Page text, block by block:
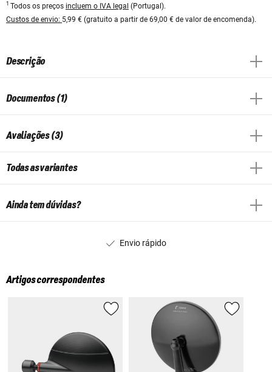
1 Todos os preços incluem o IVA legal (Portugal).
Custos de envio: 5,99 € (gratuito a partir de 69,00 € de valor de encomenda).
Descrição
Documentos (1)
Avaliações (3)
Todas as variantes
Ainda tem dúvidas?
Envio rápido
Artigos correspondentes